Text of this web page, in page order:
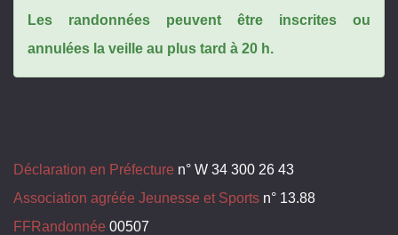
Les randonnées peuvent être inscrites ou
annulées la veille au plus tard à 20 h.
Déclaration en Préfecture n° W 34 300 26 43
Association agréée Jeunesse et Sports n° 13.88
FFRandonnée 00507